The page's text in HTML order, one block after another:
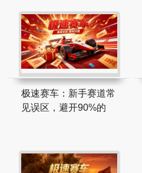
极速赛车：新手赛道常
见误区，避开90%的